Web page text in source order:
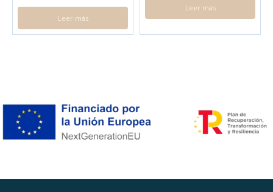
Leer más
Leer más